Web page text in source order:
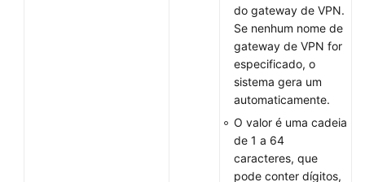
do gateway de VPN.
Se nenhum nome de
gateway de VPN for
especificado, o
sistema gera um
automaticamente.
O valor é uma cadeia
de 1 a 64
caracteres, que
pode conter dígitos,